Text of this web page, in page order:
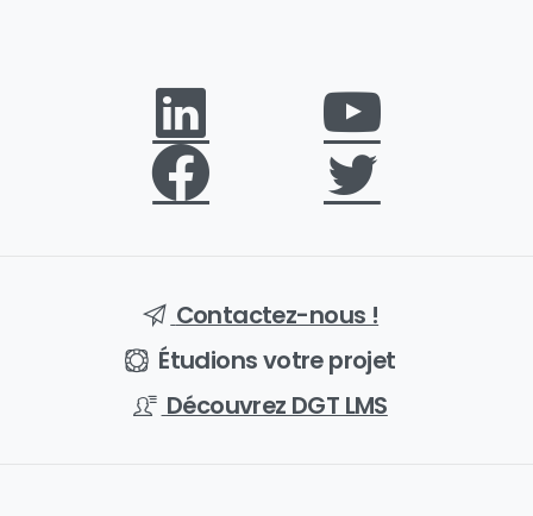
Contactez-nous !
Étudions votre projet
Découvrez DGT LMS